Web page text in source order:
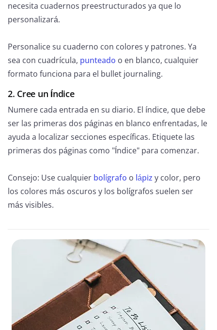
necesita cuadernos preestructurados ya que lo
personalizará.
Personalice su cuaderno con colores y patrones. Ya
sea con cuadrícula, punteado o en blanco, cualquier
formato funciona para el bullet journaling.
2. Cree un Índice
Numere cada entrada en su diario. El índice, que debe
ser las primeras dos páginas en blanco enfrentadas, le
ayuda a localizar secciones específicas. Etiquete las
primeras dos páginas como "Índice" para comenzar.
Consejo: Use cualquier bolígrafo o lápiz y color, pero
los colores más oscuros y los bolígrafos suelen ser
más visibles.